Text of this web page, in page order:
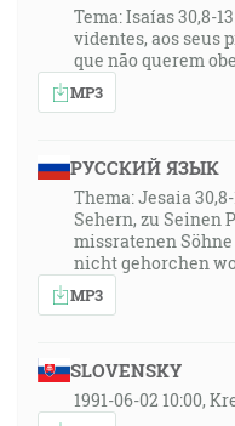
Tema: Isaías 30,8-
videntes, aos seus
que não querem
MP3
РУССКИЙ ЯЗЫК
Thema: Jesaia
Sehern, zu Seinen
missratenen Söhne
nicht gehorchen
MP3
SLOVENSKY
1991-06-02 10:00,